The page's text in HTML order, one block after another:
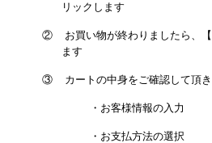
リックします
②
お買い物が終わりましたら、
ます
③ カートの中身をご確認して頂き
・お客様情報の入力
・お支払方法の選択